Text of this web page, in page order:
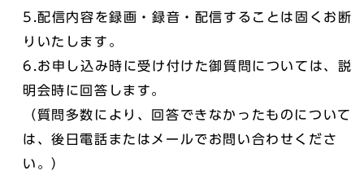
5.配信内容を録画・録音・配信することは固くお断
りいたします。
6.お申し込み時に受け付けた御質問については、説
明会時に回答します。
（質問多数により、回答できなかったものについて
は、後日電話またはメールでお問い合わせくださ
い。）